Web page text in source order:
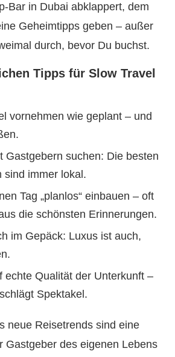
Bar in Dubai abklappert, dem
Geheimtipps geben – außer
durch, bevor Du buchst.
Tipps für Slow Travel
vornehmen wie geplant – und
Gastgebern suchen: Die besten
sind immer lokal.
Tag „planlos“ einbauen – oft
die schönsten Erinnerungen.
im Gepäck: Luxus ist auch,
echte Qualität der Unterkunft –
Spektakel.
neue Reisetrends sind eine
Gastgeber des eigenen Lebens